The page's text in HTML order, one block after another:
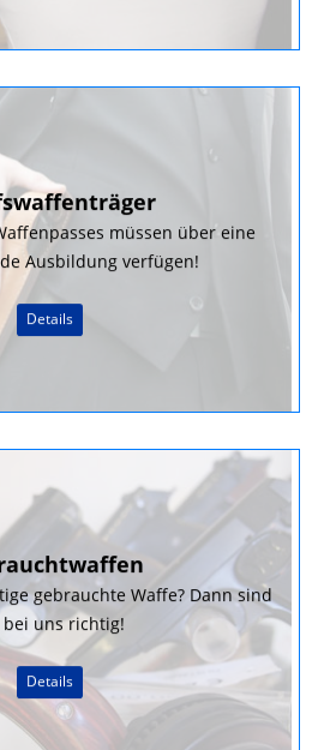
müssen über eine
Ausbildung verfügen!
Details
gebrauchte Waffe? Dann sind
bei uns richtig!
Details